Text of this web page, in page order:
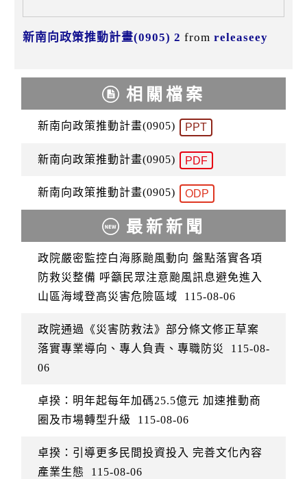
新南向政策推動計畫(0905) 2 fromreleaseey
相關檔案
新南向政策推動計畫(0905) PPT
新南向政策推動計畫(0905) PDF
新南向政策推動計畫(0905) ODP
最新新聞
政院嚴密監控白海豚颱風動向 盤點落實各項
防救災整備 呼籲民眾注意颱風訊息避免進入
山區海域登高災害危險區域
115-08-06
政院通過《災害防救法》部分條文修正草案
落實專業導向、專人負責、專職防災
115-08-
06
卓揆：明年起每年加碼25.5億元 加速推動商
圈及市場轉型升級
115-08-06
卓揆：引導更多民間投資投入 完善文化內容
產業生態
115-08-06